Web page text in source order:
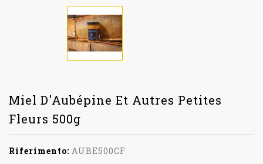
Miel D'Aubépine Et Autres Petites
Fleurs 500g
Riferimento: AUBE500CF